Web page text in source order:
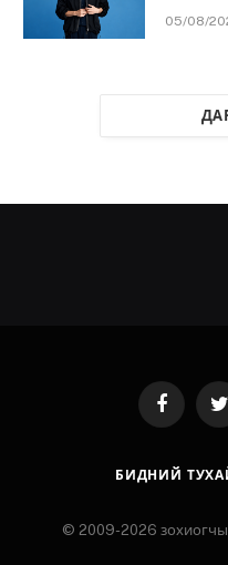
05/08/
Facebook
БИДНИЙ
© 2009-2026